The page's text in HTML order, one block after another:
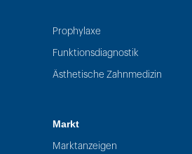
Prophylaxe
Funktionsdiagnostik
Ästhetische Zahnmedizin
Markt
Marktanzeigen